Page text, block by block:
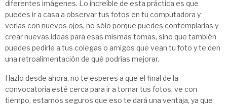
diferentes imágenes. Lo increíble de esta práctica es que
puedes ir a casa a observar tus fotos en tu computadora y
verlas con nuevos ojos, no sólo porque puedes contemplarlas y
crear nuevas ideas para esas mismas tomas, sino que también
puedes pedirle a tus colegas o amigos que vean tu foto y te den
una retroalimentación de qué podrías mejorar.
Hazlo desde ahora, no te esperes a que el final de la
convocatoria esté cerca para ir a tomar tus fotos, ve con
tiempo, estamos seguros que eso te dará una ventaja, ya que